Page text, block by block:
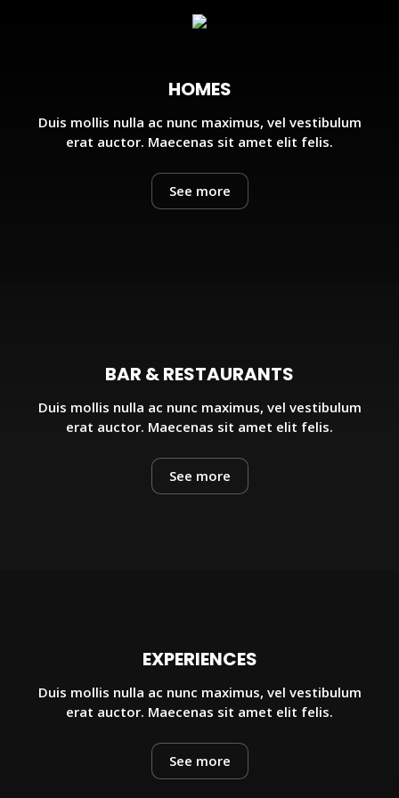
HOMES
Duis mollis nulla ac nunc maximus, vel vestibulum
erat auctor. Maecenas sit amet elit felis.
See more
BAR & RESTAURANTS
Duis mollis nulla ac nunc maximus, vel vestibulum
erat auctor. Maecenas sit amet elit felis.
See more
EXPERIENCES
Duis mollis nulla ac nunc maximus, vel vestibulum
erat auctor. Maecenas sit amet elit felis.
See more